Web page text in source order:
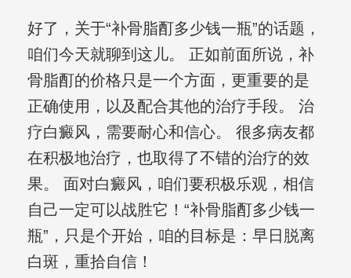
好了，关于“补骨脂酊多少钱一瓶”的话题，
咱们今天就聊到这儿。 正如前面所说，补
骨脂酊的价格只是一个方面，更重要的是
正确使用，以及配合其他的治疗手段。 治
疗白癜风，需要耐心和信心。 很多病友都
在积极地治疗，也取得了不错的治疗的效
果。 面对白癜风，咱们要积极乐观，相信
自己一定可以战胜它！“补骨脂酊多少钱一
瓶”，只是个开始，咱的目标是：早日脱离
白斑，重拾自信！